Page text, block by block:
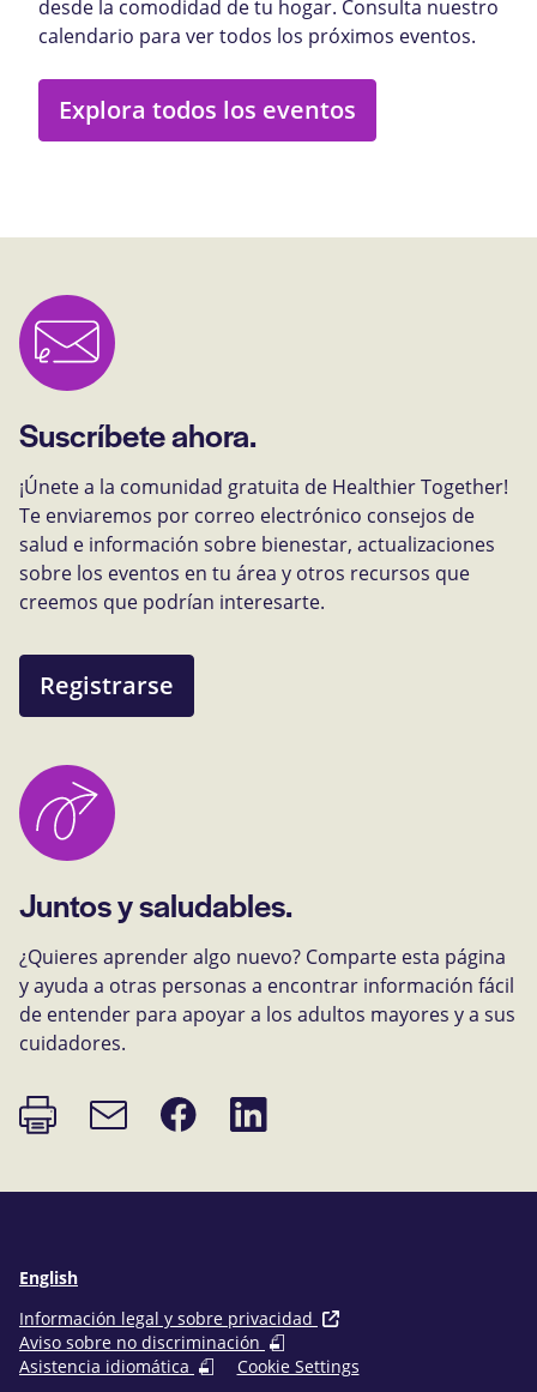
desde la comodidad de tu hogar. Consulta nuestro
calendario para ver todos los próximos eventos.
Explora todos los eventos
Suscríbete ahora.
¡Únete a la comunidad gratuita de Healthier Together!
Te enviaremos por correo electrónico consejos de
salud e información sobre bienestar, actualizaciones
sobre los eventos en tu área y otros recursos que
creemos que podrían interesarte.
Registrarse
Juntos y saludables.
¿Quieres aprender algo nuevo? Comparte esta página
y ayuda a otras personas a encontrar información fácil
de entender para apoyar a los adultos mayores y a sus
cuidadores.
Imprimir
página
Enlace
de
Compartir
en
Compartir
en
English
Información legal y sobre privacidad
Aviso sobre no discriminación
Asistencia idiomática
Cookie Settings